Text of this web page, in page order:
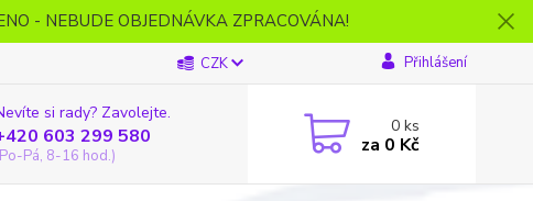
- NEBUDE OBJEDNÁVKA ZPRACOVÁNA!
CZK Přihlášení
si rady? Zavolejte.
603 299 580
Pá, 8-16 hod.)
0ks
za 0 Kč